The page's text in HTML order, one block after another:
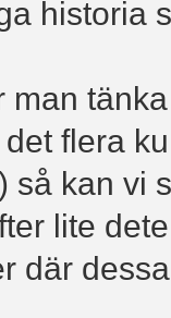
historia
man
flera
så kan vi
lite
där